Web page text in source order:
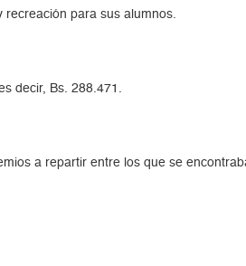
para sus alumnos.
decir, Bs. 288.471.
a repartir entre los que se